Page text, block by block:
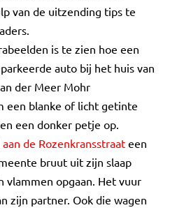
van de uitzending tips te
is te zien hoe een
auto bij het huis van
der Meer Mohr
een blanke of licht getinte
een donker petje op.
aan de Rozenkransstraat een
bruut uit zijn slaap
vlammen opgaan. Het vuur
zijn partner. Ook die wagen